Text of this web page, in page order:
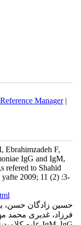
|Reference Manager
Ebrahimzadeh F,
IgG and IgM,
refered to Shahid
yafte 2009; 11 (2) :3-
حسین زادگان حسن،
فرزاد، غدیری محمد